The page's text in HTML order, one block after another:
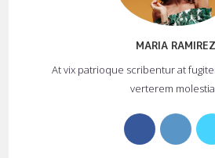
MARIA RAMIREZ
At vix patrioque scribentur at
verterem
Opens
in
in